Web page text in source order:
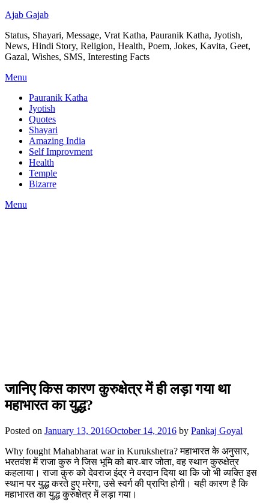
Ajab Gajab
Status, Shayari, Message, Vrat Katha, Pauranik Katha, Jyotish,
News, Hindi Story, Religion, Health, Poem, Jokes, Kavita, Geet,
Gazal, Wishes, SMS, Interesting Facts
Menu
Pauranik Katha
Jyotish
Quotes
Shayari
Amazing India
Self Improvment
Health
Temple
Bizarre
Menu
जानिए किस कारण कुरुक्षेत्र में ही लड़ा गया था
महाभारत का युद्ध?
Posted on January 13, 2016October 14, 2016 by Pankaj Goyal
Why fought Mahabharat war in Kurukshetra? महाभारत के अनुसार,
भरतवंश में राजा कुरु ने जिस भूमि को बार-बार जोता, वह स्थान कुरुक्षेत्र
कहलाया। राजा कुरु को देवराज इंद्र ने वरदान दिया था कि जो भी व्यक्ति इस
स्थान पर युद्ध करते हुए मरेगा, उसे स्वर्ग की प्राप्ति होगी। यही कारण है कि
महाभारत का युद्ध कुरुक्षेत्र में लड़ा गया।